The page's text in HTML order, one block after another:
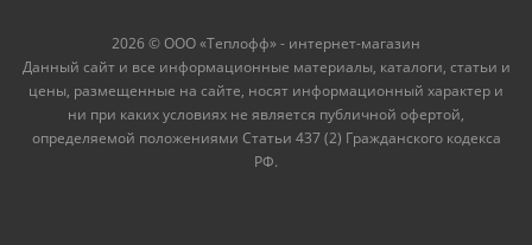
2026 © ООО «Теплофф» - интернет-магазин
Данный сайт и все информационные материалы, каталоги, статьи и
цены, размещенные на сайте, носят информационный характер и
ни при каких условиях не является публичной офертой,
определяемой положениями Статьи 437 (2) Гражданского кодекса
РФ.